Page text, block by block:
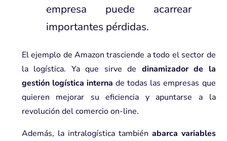
empresa puede acarrear
importantes pérdidas.
El ejemplo de Amazon trasciende a todo el sector de
la logística. Ya que sirve de dinamizador de la
gestión logística interna de todas las empresas que
quieren mejorar su eficiencia y apuntarse a la
revolución del comercio on-line.
Además, la intralogística también abarca variables